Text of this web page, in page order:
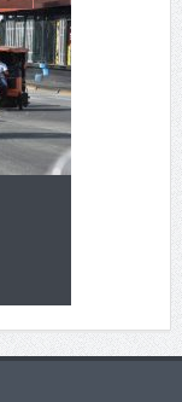
cuáles